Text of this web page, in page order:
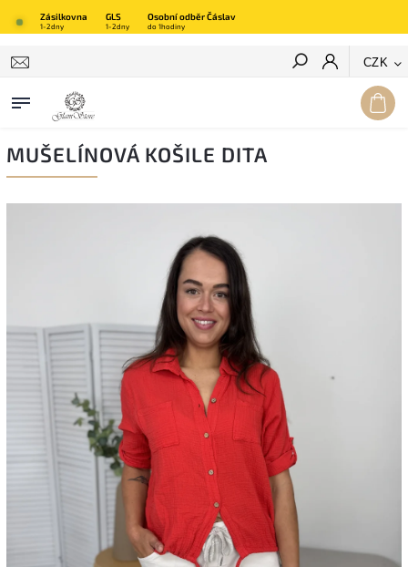
Zásilkovna GLS Osobní odběr Čáslav
1-2dny 1-2dny do 1hodiny
CZK
Hledat
MUŠELÍNOVÁ KOŠILE DITA